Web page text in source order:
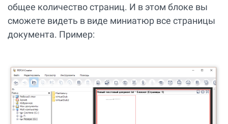
общее количество страниц. И в этом блоке вы
сможете видеть в виде миниатюр все страницы
документа. Пример: